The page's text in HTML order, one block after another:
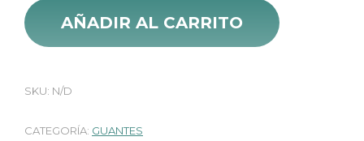
AÑADIR AL CARRITO
SKU: N/D
CATEGORÍA: GUANTES